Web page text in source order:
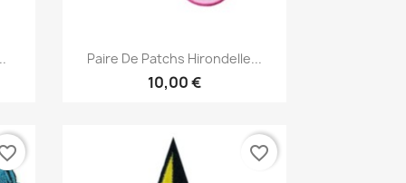
Aperçu rapide
Paire De Patchs Hirondelle...
10,00 €
favorite_border